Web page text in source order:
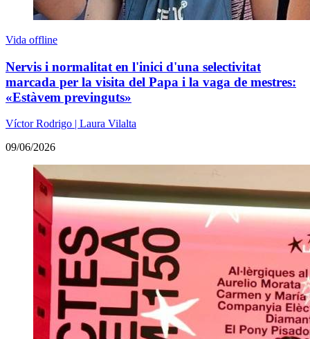
Vida offline
Nervis i normalitat en l'inici d'una selectivitat
marcada per la visita del Papa i la vaga de mestres:
«Estàvem previnguts»
Víctor Rodrigo | Laura Vilalta
09/06/2026